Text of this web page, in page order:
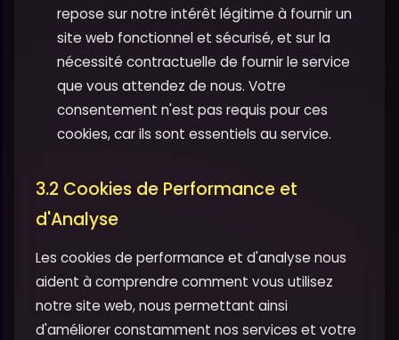
repose sur notre intérêt légitime à fournir un
site web fonctionnel et sécurisé, et sur la
nécessité contractuelle de fournir le service
que vous attendez de nous. Votre
consentement n'est pas requis pour ces
cookies, car ils sont essentiels au service.
3.2 Cookies de Performance et
d'Analyse
Les cookies de performance et d'analyse nous
aident à comprendre comment vous utilisez
notre site web, nous permettant ainsi
d'améliorer constamment nos services et votre